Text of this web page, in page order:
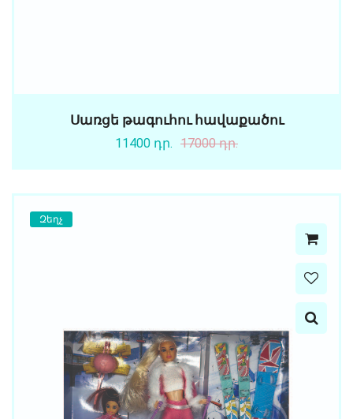
Սառցե թագուհու հավաքածու
11400 դր. 17000 դր.
Զեղչ